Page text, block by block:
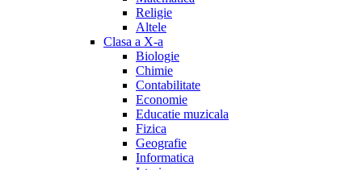
Religie
Altele
Clasa a X-a
Biologie
Chimie
Contabilitate
Economie
Educatie muzicala
Fizica
Geografie
Informatica